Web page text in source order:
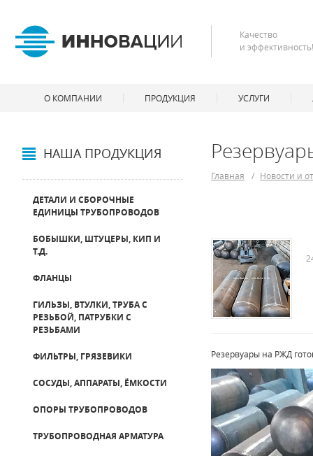
НАША ПРОДУКЦИЯ
ДЕТАЛИ И СБОРОЧНЫЕ
ЕДИНИЦЫ ТРУБОПРОВОДОВ
БОБЫШКИ, ШТУЦЕРЫ, КИП И
Т.Д.
ФЛАНЦЫ
ГИЛЬЗЫ, ВТУЛКИ, ТРУБА С
РЕЗЬБОЙ, ПАТРУБКИ С
РЕЗЬБАМИ
ФИЛЬТРЫ, ГРЯЗЕВИКИ
СОСУДЫ, АППАРАТЫ, ЁМКОСТИ
ОПОРЫ ТРУБОПРОВОДОВ
ТРУБОПРОВОДНАЯ АРМАТУРА
Главная / Новости и
Резервуары на РЖД
Качество
и эффективность!
О КОМПАНИИ ПРОДУКЦИЯ УСЛУГИ